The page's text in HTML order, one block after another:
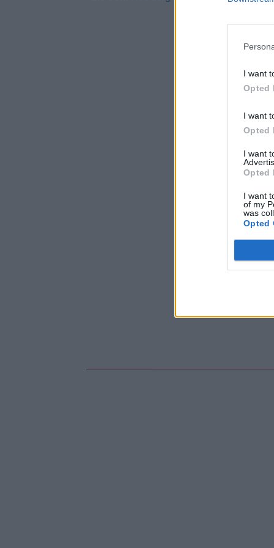
I want
Opted
I want
Opted
I want
Opted
I want
of my
was
Opted